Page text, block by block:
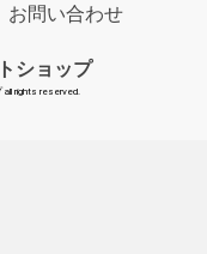
お問い合わせ
ショップ
all rights reserved.